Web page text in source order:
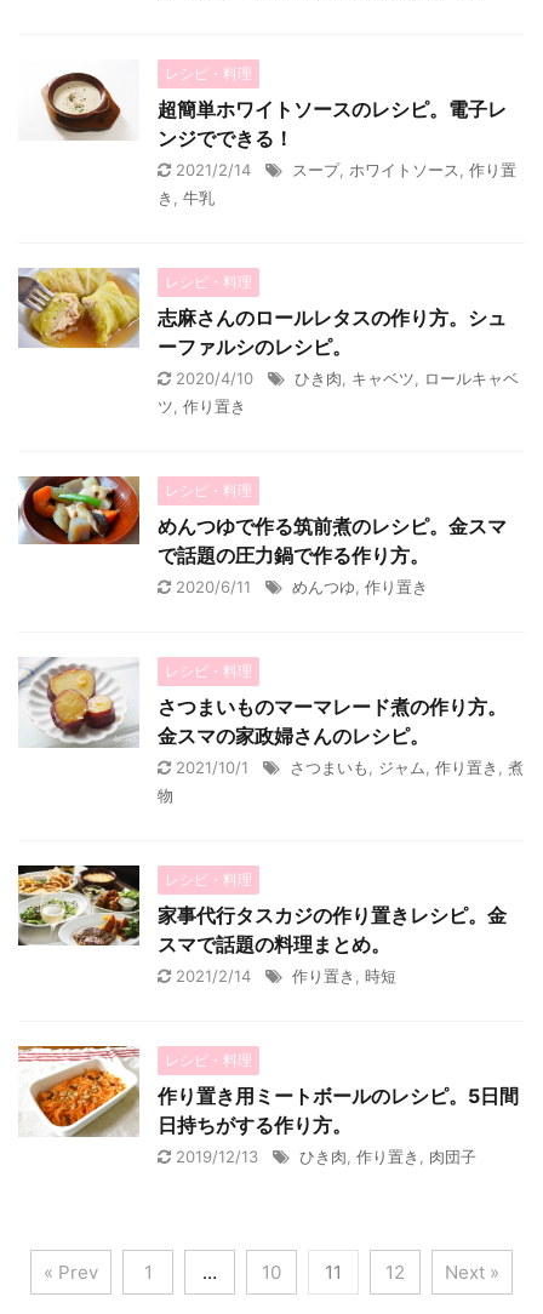
レシピ・料理
超簡単ホワイトソースのレシピ。電子レ
ンジでできる！
2021/2/14 スープ, ホワイトソース
作り置
き
牛乳
レシピ・料理
志麻さんのロールレタスの作り方。シュ
ーファルシのレシピ。
2020/4/10 ひき肉 キャベツ
ロールキャベ
ツ 作り置き
レシピ・料理
めんつゆで作る筑前煮のレシピ。金スマ
で話題の圧力鍋で作る作り方。
2020/6/11 めんつゆ 作り置き
レシピ・料理
さつまいものマーマレード煮の作り方。
金スマの家政婦さんのレシピ。
2021/10/1 さつまいも ジャム 作り置き
煮
物
レシピ・料理
家事代行タスカジの作り置きレシピ。金
スマで話題の料理まとめ。
2021/2/14 作り置き 時短
レシピ・料理
作り置き用ミートボールのレシピ。5日間
日持ちがする作り方。
2019/12/13 ひき肉 作り置き 肉団子
« Prev 1 … 10 11 12 Next »